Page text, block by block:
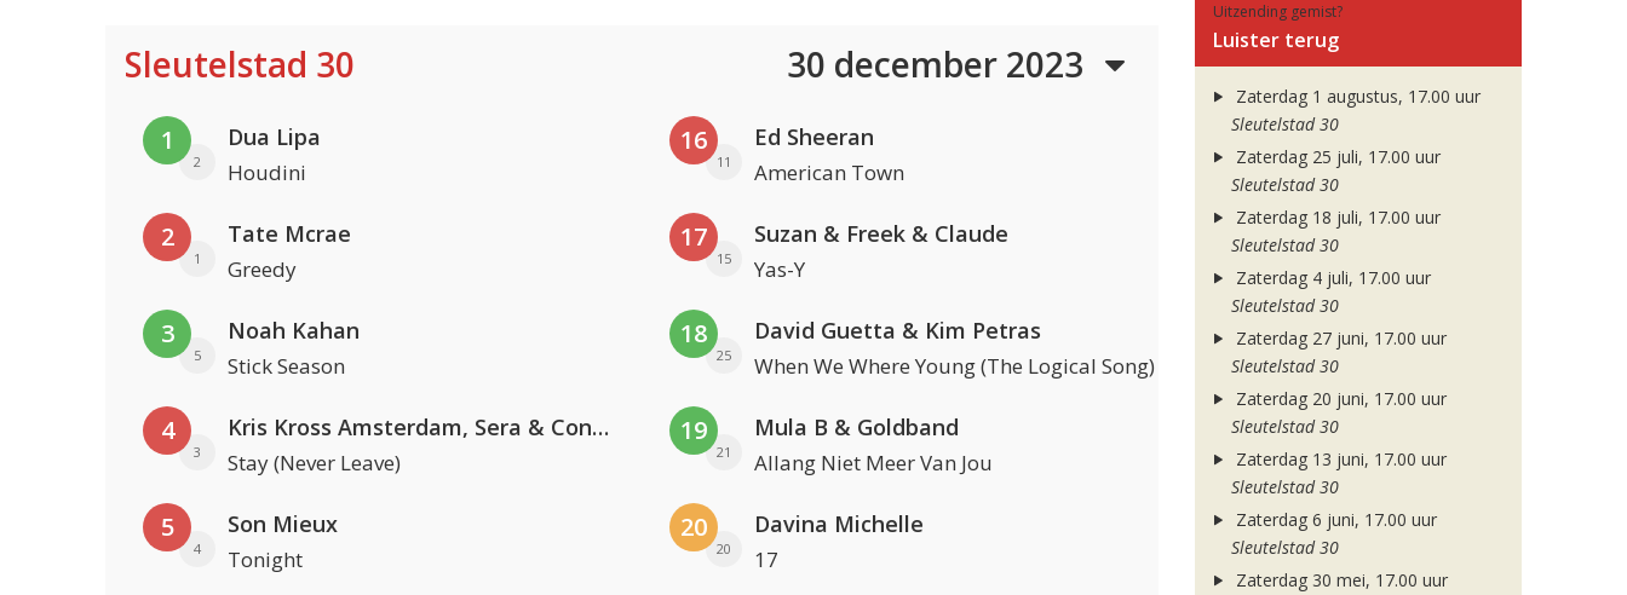
Sleutelstad 30 30 december 2023
1
2
Dua Lipa
Houdini
2
1
Tate Mcrae
Greedy
3
5
Noah Kahan
Stick Season
4
3
Kris Kross Amsterdam, Sera & Conor Maynard
Stay (Never Leave)
5
4
Son Mieux
Tonight
16
11
Ed Sheeran
American Town
17
15
Suzan & Freek & Claude
Yas-Y
18
25
David Guetta & Kim Petras
When We Where Young (The Logical Song)
19
21
Mula B & Goldband
Allang Niet Meer Van Jou
20
20
Davina Michelle
17
Uitzending gemist?
Luister terug
Zaterdag 1 augustus, 17.00 uur
Sleutelstad 30
Zaterdag 25 juli, 17.00 uur
Sleutelstad 30
Zaterdag 18 juli, 17.00 uur
Sleutelstad 30
Zaterdag 4 juli, 17.00 uur
Sleutelstad 30
Zaterdag 27 juni, 17.00 uur
Sleutelstad 30
Zaterdag 20 juni, 17.00 uur
Sleutelstad 30
Zaterdag 13 juni, 17.00 uur
Sleutelstad 30
Zaterdag 6 juni, 17.00 uur
Sleutelstad 30
Zaterdag 30 mei, 17.00 uur